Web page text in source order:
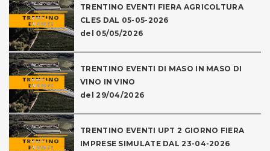
TRENTINO EVENTI FIERA AGRICOLTURA
CLES DAL 05-05-2026
del 05/05/2026
TRENTINO EVENTI DI MASO IN MASO DI
VINO IN VINO
del 29/04/2026
TRENTINO EVENTI UPT 2 GIORNO FIERA
IMPRESE SIMULATE DAL 23-04-2026